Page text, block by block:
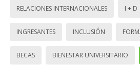
RELACIONES INTERNACIONALES I + D
INGRESANTES INCLUSIÓN
BECAS BIENESTAR UNIVERSITARIO